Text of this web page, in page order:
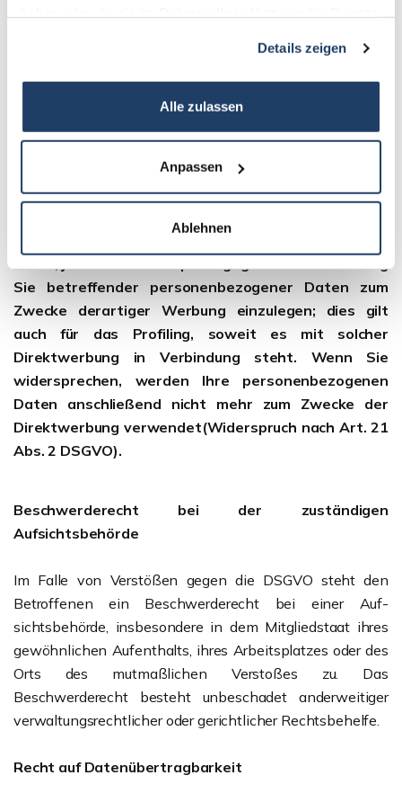
Details zeigen
Alle zulassen
Anpassen
Ablehnen
es sei denn, wir können zwingende schutzwürdige
Gründe für die Verarbeitung nachweisen, die Ihre
Interessen, Rechte und Freiheiten überwiegen oder
Ausübung oder Verteidigung von Rechtsansprüchen
(Widerspruch nach Art. 21 Abs. 1 DSGVO).
Sie betreffender personenbezogener Daten zum
Zwecke derartiger Werbung einzulegen; dies gilt
auch für das Profiling, soweit es mit solcher
Direktwerbung in Verbindung steht. Wenn Sie
widersprechen, werden Ihre personenbezogenen
Daten anschließend nicht mehr zum Zwecke der
Direktwerbung verwendet(Widerspruch nach Art. 21
Abs. 2 DSGVO).
Beschwerderecht bei der zuständigen
Aufsichtsbehörde
Im Falle von Verstößen gegen die DSGVO steht den
Betroffenen ein Beschwerderecht bei einer Auf-
sichtsbehörde, insbesondere in dem Mitgliedstaat ihres
gewöhnlichen Aufenthalts, ihres Arbeitsplatzes oder des
Orts des mutmaßlichen Verstoßes zu. Das
Beschwerderecht besteht unbeschadet anderweitiger
verwaltungsrechtlicher oder gerichtlicher Rechtsbehelfe.
Recht auf Datenübertragbarkeit